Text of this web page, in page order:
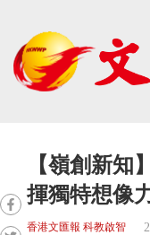
【嶺創新知
揮獨特想像
香港文匯報 科教啟智